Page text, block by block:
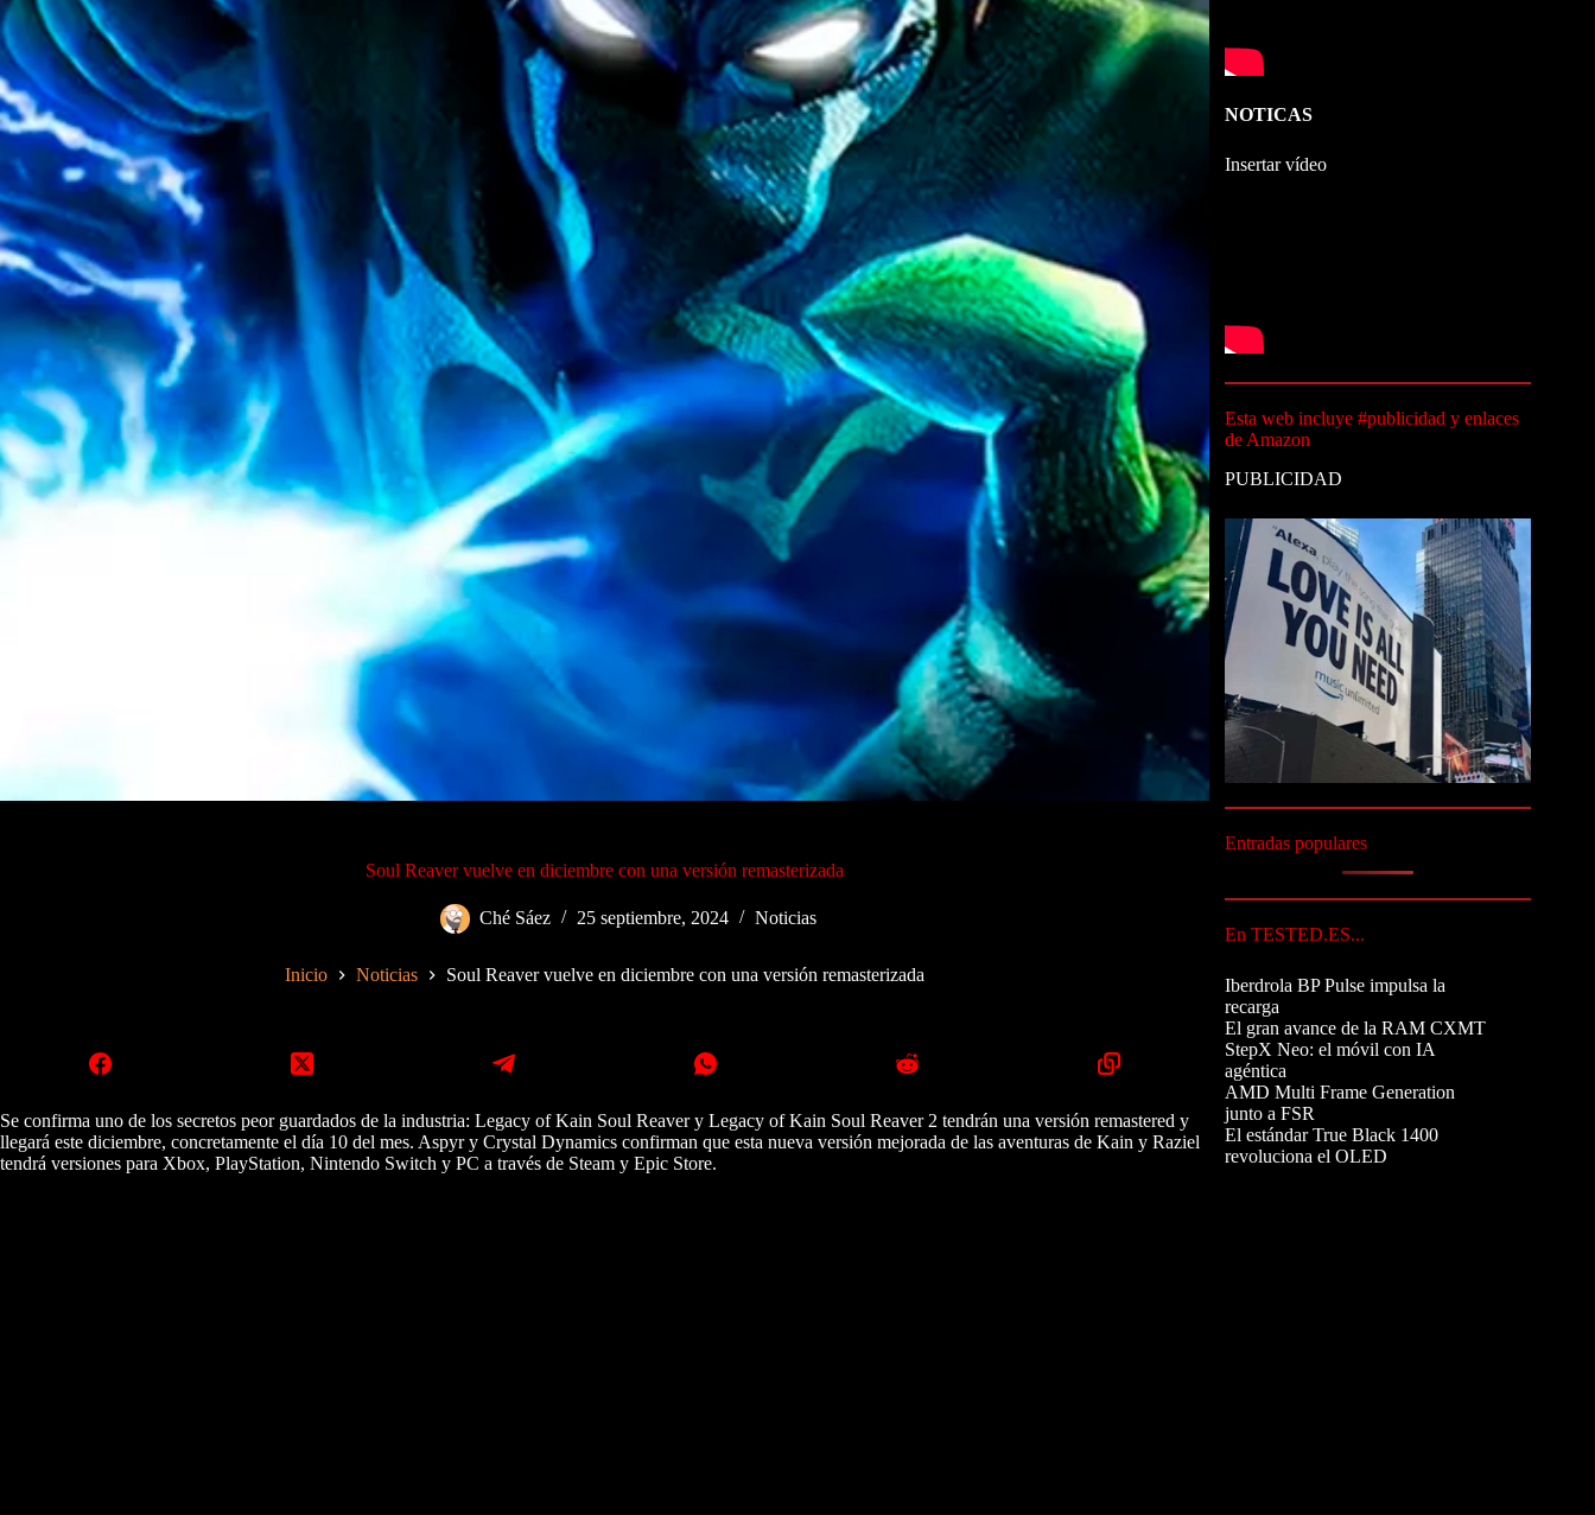
Soul Reaver vuelve en diciembre con una versión remasterizada
Ché Sáez 25 septiembre, 2024 Noticias
Inicio Noticias Soul Reaver vuelve en diciembre con una versión remasterizada
Se confirma uno de los secretos peor guardados de la industria: Legacy of Kain Soul Reaver y Legacy of Kain Soul Reaver 2 tendrán una versión remastered y
llegará este diciembre, concretamente el día 10 del mes. Aspyr y Crystal Dynamics confirman que esta nueva versión mejorada de las aventuras de Kain y Raziel
tendrá versiones para Xbox, PlayStation, Nintendo Switch y PC a través de Steam y Epic Store.
NOTICAS
Insertar vídeo
Esta web incluye #publicidad y enlaces
de Amazon
PUBLICIDAD
Entradas populares
En TESTED.ES...
Iberdrola BP Pulse impulsa la
recarga
El gran avance de la RAM CXMT
StepX Neo: el móvil con IA
agéntica
AMD Multi Frame Generation
junto a FSR
El estándar True Black 1400
revoluciona el OLED